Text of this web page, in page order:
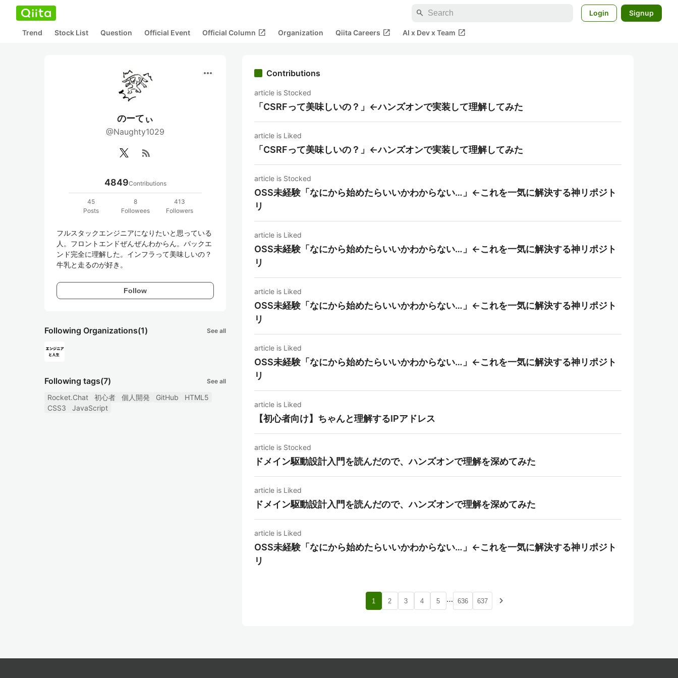
search Login Signup
Trend Stock List Question Official Event Official Column open_in_new Organization Qiita Careers open_in_new AI x Dev x Team open_in_new
more_horiz
のーてぃ
@Naughty1029
rss_feed
4849Contributions
45
Posts
8
Followees
413
Followers
フルスタックエンジニアになりたいと思っている
人。フロントエンドぜんぜんわからん。バックエ
ンド完全に理解した。インフラって美味しいの？
牛乳と走るのが好き。
Follow
Following Organizations(1) See all
Following tags(7) See all
Rocket.Chat 初心者 個人開発 GitHub
HTML5
CSS3
JavaScript
Contributions
article is Stocked
「CSRFって美味しいの？」←ハンズオンで実装して理解してみた
article is Liked
「CSRFって美味しいの？」←ハンズオンで実装して理解してみた
article is Stocked
OSS未経験「なにから始めたらいいかわからない…」←これを一気に解決する神リポジト
リ
article is Liked
OSS未経験「なにから始めたらいいかわからない…」←これを一気に解決する神リポジト
リ
article is Liked
OSS未経験「なにから始めたらいいかわからない…」←これを一気に解決する神リポジト
リ
article is Liked
OSS未経験「なにから始めたらいいかわからない…」←これを一気に解決する神リポジト
リ
article is Liked
【初心者向け】ちゃんと理解するIPアドレス
article is Stocked
ドメイン駆動設計入門を読んだので、ハンズオンで理解を深めてみた
article is Liked
ドメイン駆動設計入門を読んだので、ハンズオンで理解を深めてみた
article is Liked
OSS未経験「なにから始めたらいいかわからない…」←これを一気に解決する神リポジト
リ
1 2 3 4 5 … 636 637 navigate_next